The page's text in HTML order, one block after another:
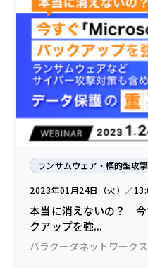
ランサムウェア・標的型攻撃
2023年01月24日（火）／
本当に消えないの？
クアップを強...
バラクーダネットワーク